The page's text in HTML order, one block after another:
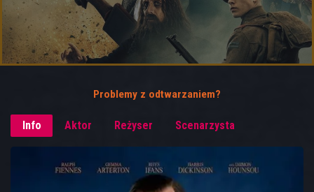
Problemy z odtwarzaniem?
Info Aktor Reżyser Scenarzysta